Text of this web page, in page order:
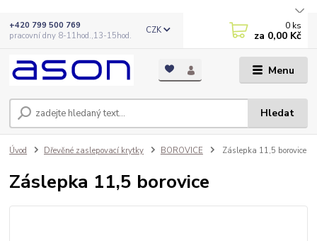
Menu
CZK
Hledat
+420 799 500 769
pracovní dny 8-11hod.,13-15hod.
0 ks
za 0,00 Kč
Úvod Dřevěné zaslepovací krytky BOROVICE Záslepka 11,5 borovice
Záslepka 11,5 borovice